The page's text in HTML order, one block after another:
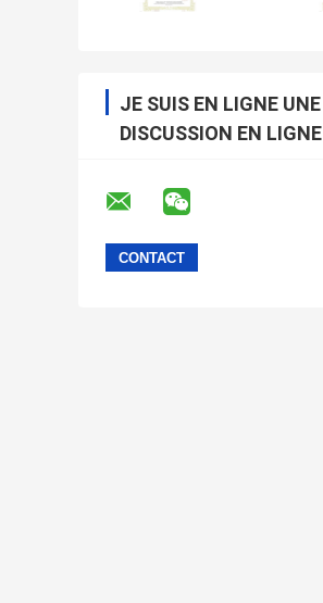
JE SUIS EN LIGNE UNE
DISCUSSION EN LIGNE